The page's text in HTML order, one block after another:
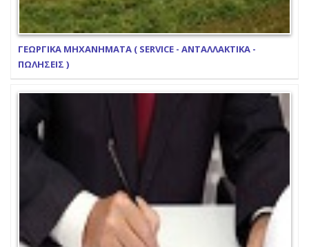
ΓΕΩΡΓΙΚΑ ΜΗΧΑΝΗΜΑΤΑ ( SERVICE - ΑΝΤΑΛΛΑΚΤΙΚΑ -
ΠΩΛΗΣΕΙΣ )